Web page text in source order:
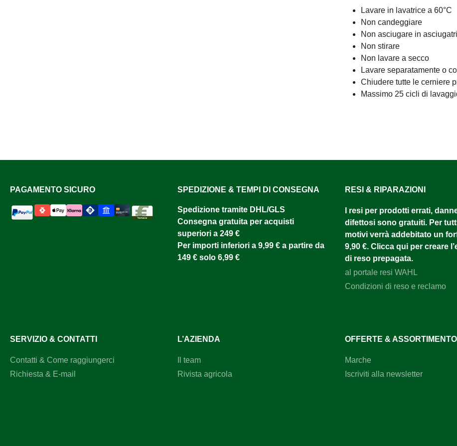
Lavare in lavatrice a 60°C
Non candeggiare
Non asciugare in
Non stirare
Non lavare a secco
Lavare separatamente o
Chiudere tutte le cerniere
Massimo 25 cicli di
PAGAMENTO SICURO SPEDIZIONE & TEMPI DI CONSEGNA
Spedizione tramite DHL/GLS ​
Consegna gratuita per acquisti
superiori a 249 €
Per importi inferiori a 9,99 € a partire da
149 € solo 6,99 €
RESI & RIPARAZIONI
I resi per prodotti errati,
difettosi sono gratuiti. Per
motivi verrà addebitato un
9,90 €. Clicca qui per creare
di reso prepagata.
al portale resi WAHL
Condizioni di reso e reclamo
SERVIZIO & CONTATTI
Contatti & Come raggiungerci
Richiesta & E-mail
L’AZIENDA
Il team
Rivista agricola
OFFERTE & ASSORTIMENTO
Marche
Iscriviti alla newsletter